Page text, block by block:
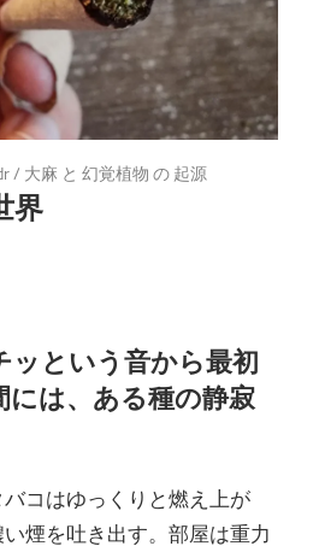
/ 大麻 と 幻覚植物 の 起源
界
ッという音から最初
は、ある種の静寂
コはゆっくりと燃え上が
煙を吐き出す。部屋は重力